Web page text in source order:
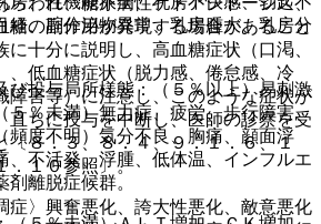
糖の副作用が発現する場合があること
十分に説明し、高血糖症状（口渇、
、低血糖症状（脱力感、倦怠感、冷
障害等）に注意し、このような症状が
直ちに投与を中断し、医師の診察を受
〔８．３、８．４、９．１．６、１
．１０参照〕。
〉興奮悪化、誇大性悪化、敵意悪化
経、腟分泌物異常、乳房腫大、乳房分
投与局所様態：（５％以上）易刺激
５％未満）無力症、疲労、歩行障害、
頻度不明）気分不良、胸痛、顔面浮
、不活発、浮腫、低体温、インフルエ
離脱症候群。